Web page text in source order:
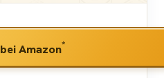
bei Amazon*